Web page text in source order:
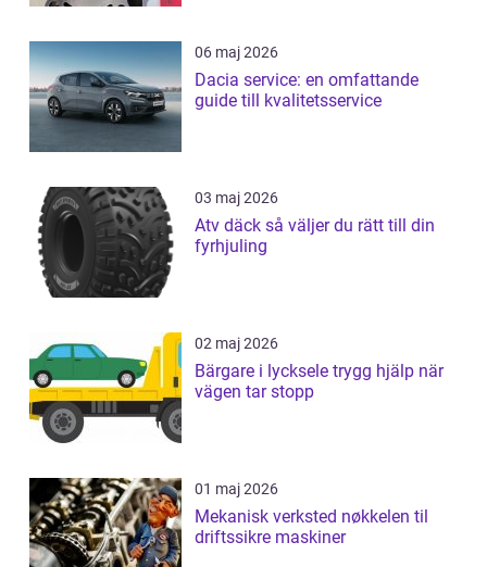
06 maj 2026
Dacia service: en omfattande
guide till kvalitetsservice
03 maj 2026
Atv däck så väljer du rätt till din
fyrhjuling
02 maj 2026
Bärgare i lycksele trygg hjälp när
vägen tar stopp
01 maj 2026
Mekanisk verksted nøkkelen til
driftssikre maskiner